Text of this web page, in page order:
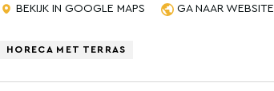
BEKIJK IN GOOGLE MAPS GA NAAR WEBSITE
HORECA MET TERRAS